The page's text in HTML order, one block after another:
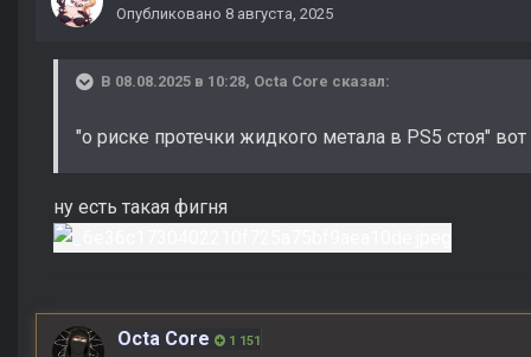
Опубликовано 8 августа, 2025
В 08.08.2025 в 10:28, Octa Core сказал:
"о риске протечки жидкого метала в PS5 стоя" вот
ну есть такая фигня
Octa Core 1 151